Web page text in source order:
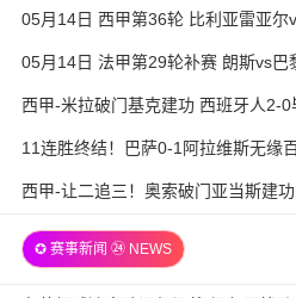
05月14日 西甲第36轮 比利亚雷亚尔
05月14日 法甲第29轮补赛 朗斯vs巴
西甲-米拉破门基克建功 西班牙人2-0
11连胜终结！巴萨0-1阿拉维斯无缘
西甲-让二追三！奥索破门亚当斯建
✪ 赛事新闻 ㉔ NEWS